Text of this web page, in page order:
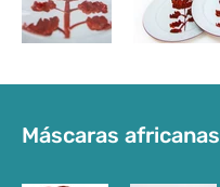
Máscaras africanas